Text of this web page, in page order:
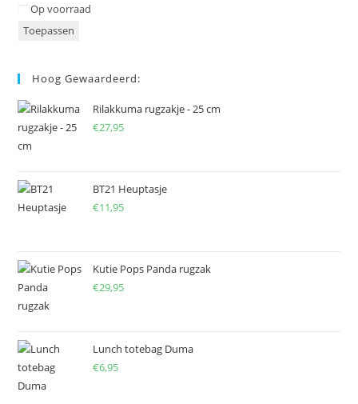
Status
Op voorraad
Toepassen
Hoog Gewaardeerd:
Rilakkuma rugzakje - 25 cm
€27,95
BT21 Heuptasje
€11,95
Kutie Pops Panda rugzak
€29,95
Lunch totebag Duma
€6,95